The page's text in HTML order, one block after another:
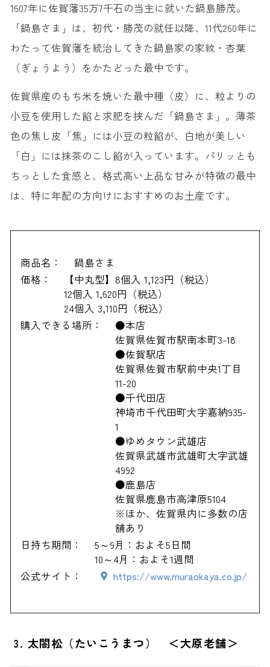
1607年に佐賀藩35万7千石の当主に就いた鍋島勝茂。
「鍋島さま」は、初代・勝茂の就任以降、11代260年に
わたって佐賀藩を統治してきた鍋島家の家紋・杏葉
（ぎょうよう）をかたどった最中です。
佐賀県産のもち米を焼いた最中種（皮）に、粒よりの
小豆を使用した餡と求肥を挟んだ「鍋島さま」。薄茶
色の焦し皮「焦」には小豆の粒餡が、白地が美しい
「白」には抹茶のこし餡が入っています。パリッとも
ちっとした食感と、格式高い上品な甘みが特徴の最中
は、特に年配の方向けにおすすめのお土産です。
商品名：
鍋島さま
価格：
【中丸型】8個入 1,123円（税込）
12個入 1,620円（税込）
24個入 3,110円（税込）
購入できる場所：
●本店
佐賀県佐賀市駅南本町3-18
●佐賀駅店
佐賀県佐賀市駅前中央1丁目
11-20
●千代田店
神埼市千代田町大字嘉納935-
1
●ゆめタウン武雄店
佐賀県武雄市武雄町大字武雄
4992
●鹿島店
佐賀県鹿島市高津原5104
※ほか、佐賀県内に多数の店
舗あり
日持ち期間：
5～9月：およそ5日間
10～4月：およそ1週間
公式サイト：
https://www.muraokaya.co.jp/
3. 太閤松（たいこうまつ） ＜大原老舗＞